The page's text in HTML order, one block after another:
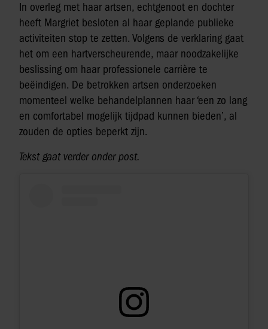
In overleg met haar artsen, echtgenoot en dochter
heeft Margriet besloten al haar geplande publieke
activiteiten stop te zetten. Volgens de verklaring gaat
het om een hartverscheurende, maar noodzakelijke
beslissing om haar professionele carrière te
beëindigen. De betrokken artsen onderzoeken
momenteel welke behandelplannen haar ‘een zo lang
en comfortabel mogelijk tijdpad kunnen bieden’, al
zouden de opties beperkt zijn.
Tekst gaat verder onder post.